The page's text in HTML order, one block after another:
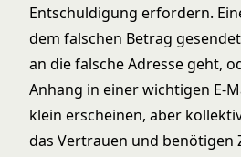
Entschuldigung erfordern.
dem falschen Betrag
an die falsche Adresse geht,
Anhang in einer wichtigen E-
klein erscheinen, aber
das Vertrauen und benötigen